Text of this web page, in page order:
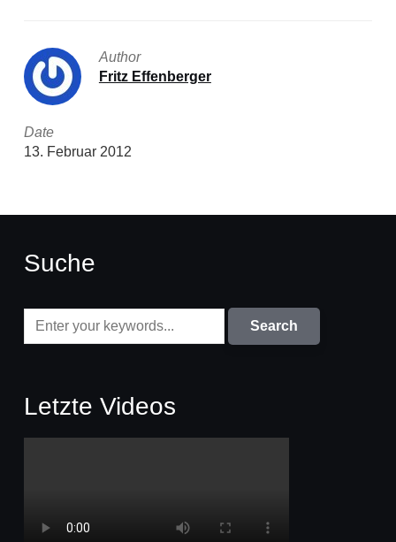
Author
Fritz Effenberger
Date
13. Februar 2012
Suche
Letzte Videos